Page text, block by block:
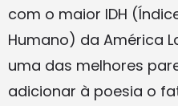
com o maior IDH
Humano) da América
uma das melhores
adicionar à poesia o